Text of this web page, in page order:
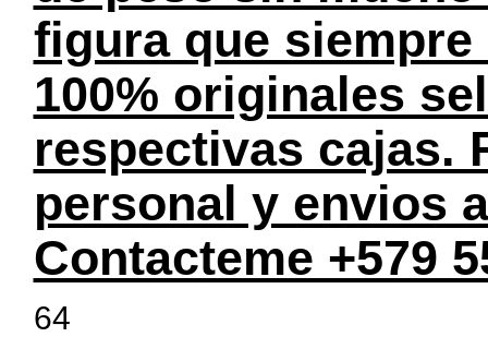
figura que
100% originales
respectivas cajas.
personal y envios
Contacteme +579
64